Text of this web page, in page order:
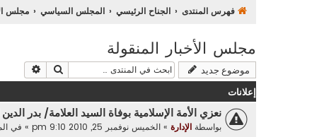
فهرس المنتدى الجناح الرئيسي المجلس السياسي مجلس
مجلس الأخبار المنقولة
موضوع جديد بحث
إعلانات
نعزي الأمة الإسلامية بوفاة السيد العلامة/ بدر
بواسطة الإدارة » الخميس نوفمبر 25, 2010 9:10 pm » في